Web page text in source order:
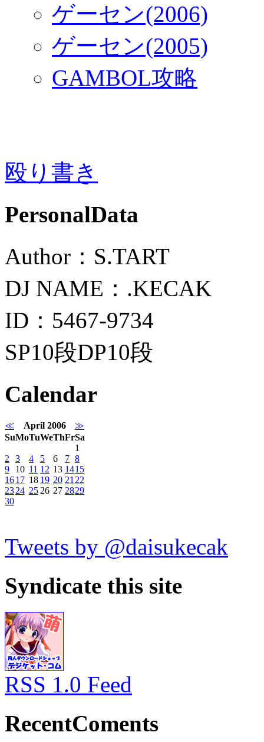
ゲーセン(2006)
ゲーセン(2005)
GAMBOL攻略
殴り書き
PersonalData
Author：S.TART
DJ NAME：.KECAK
ID：5467-9734
SP10段DP10段
Calendar
≪ April 2006
≫
SuMoTuWeThFrSa
1
2
3 4 5 6 7 8
9
10 11 12 13 1415
1617 18 19 20 21 22
2324 25 26 27 2829
30
Tweets by @daisukecak
Syndicate this site
RSS 1.0 Feed
RecentComents